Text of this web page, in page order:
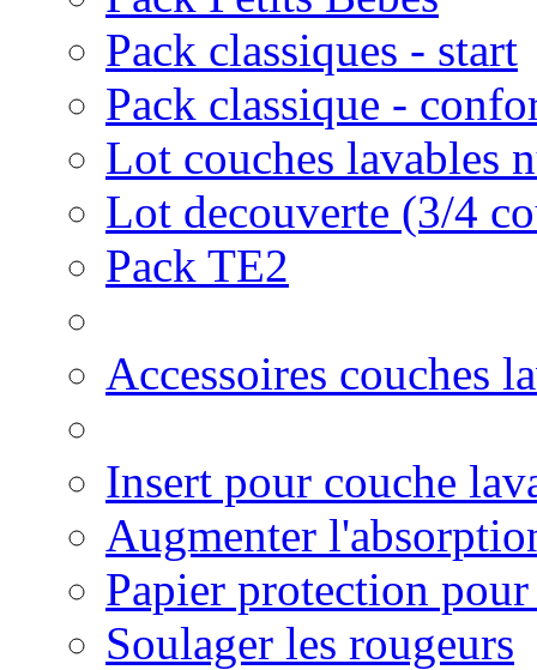
Pack classiques - start
Pack classique -
Lot couches lavables
Lot decouverte (3/4
Pack TE2
Accessoires couches
Insert pour couche
Augmenter
Papier protection pour
Soulager les rougeurs